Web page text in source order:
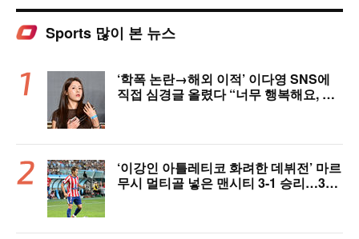
Sports 많이 본 뉴스
‘학폭 논란→해외 이적’ 이다영 SNS에
직접 심경글 올렸다 “너무 행복해요, 여
‘이강인 아틀레티코 화려한 데뷔전’ 마르
무시 멀티골 넣은 맨시티 3-1 승리…3년